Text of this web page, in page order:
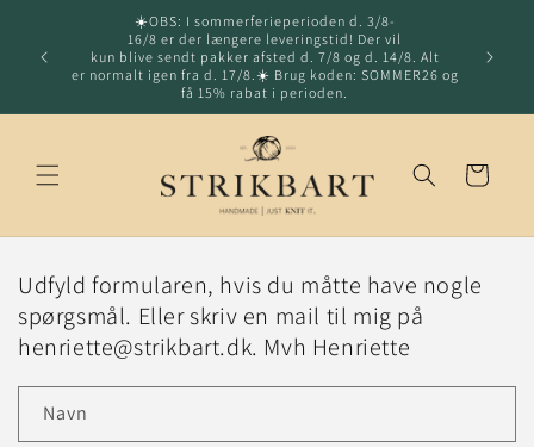
☀️OBS: I sommerferieperioden d. 3/8-
16/8 er der længere leveringstid! Der vil
kun blive sendt pakker afsted d. 7/8 og d. 14/8. Alt
er normalt igen fra d. 17/8.☀️ Brug koden: SOMMER26 og
få 15% rabat i perioden.
Hurtig
fragt
Indkøbskurv
Udfyld formularen, hvis du måtte have nogle
spørgsmål. Eller skriv en mail til mig på
henriette@strikbart.dk. Mvh Henriette
Navn